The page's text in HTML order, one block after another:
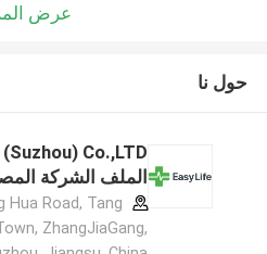
عرض
حول نا
الملف الشركة
Hua Road, Tang
ZhangJiaGang,